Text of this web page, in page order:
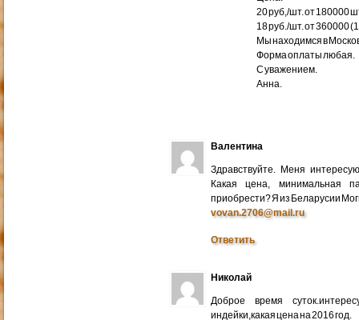
20 руб,/шт. от 180000
18 руб./шт. от 360000
Мы находимся в
Форма оплаты любая.
С уважением.
Анна.
Валентина
Здравствуйте. Меня
Какая цена, минимальная
приобрести? Я из Беларусии
vovan.2706@mail.ru
Ответить
Николай
Доброе время
индейки,какая цена на 2016 год.